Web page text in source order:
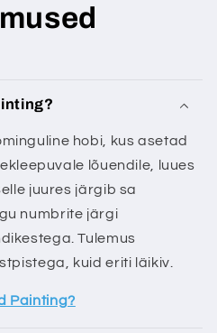
hobi, kus asetad
lõuendile, luues
juures järgib sa
numbrite järgi
Tulemus
kuid eriti läikiv.
Painting?